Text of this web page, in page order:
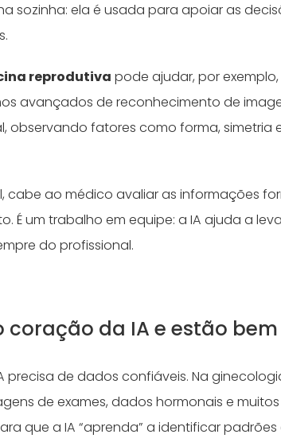
sozinha: ela é usada para apoiar as
reprodutiva pode ajudar, por
avançados de reconhecimento de
observando fatores como forma, simetria
cabe ao médico avaliar as informações
É um trabalho em equipe: a IA ajuda a
do profissional.
coração da IA e estão
precisa de dados confiáveis. Na
de exames, dados hormonais e
que a IA “aprenda” a identificar